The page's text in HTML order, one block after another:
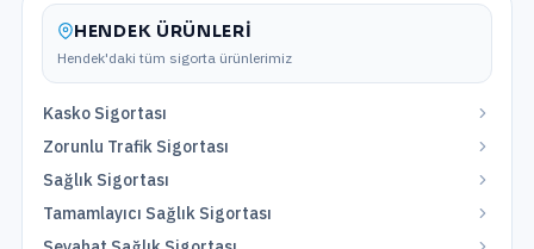
HENDEK ÜRÜNLERI
Hendek'daki tüm sigorta ürünlerimiz
Kasko Sigortası
Zorunlu Trafik Sigortası
Sağlık Sigortası
Tamamlayıcı Sağlık Sigortası